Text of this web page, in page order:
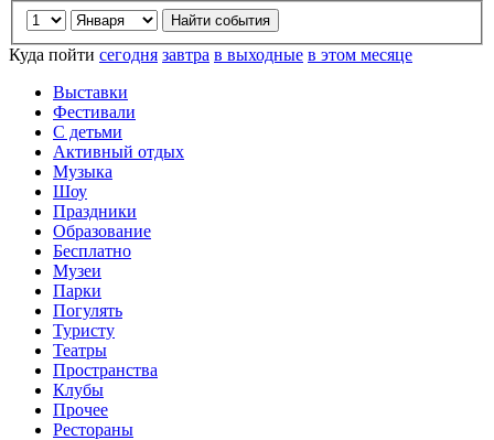
Куда пойти сегодня завтра в выходные в этом месяце
Выставки
Фестивали
С детьми
Активный отдых
Музыка
Шоу
Праздники
Образование
Бесплатно
Музеи
Парки
Погулять
Туристу
Театры
Пространства
Клубы
Прочее
Рестораны